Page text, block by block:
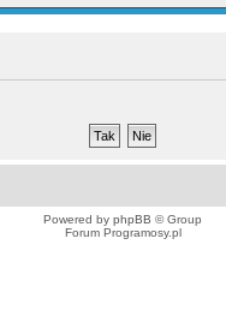
Powered by phpBB © Group
Forum Programosy.pl